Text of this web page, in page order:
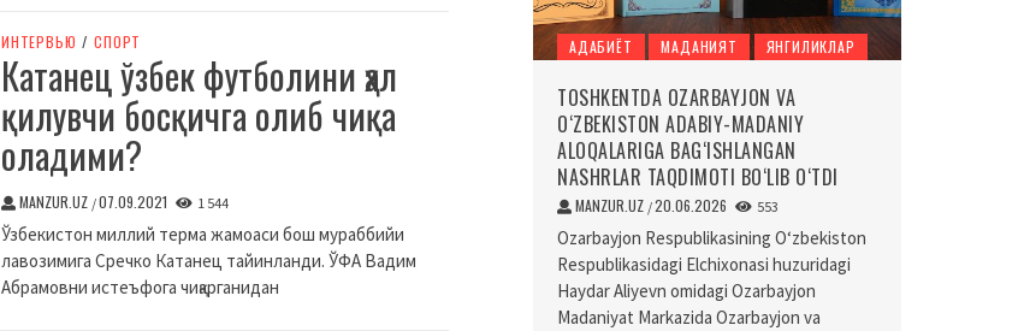
ИНТЕРВЬЮ / СПОРТ
Катанец ўзбек футболини ҳал
қилувчи босқичга олиб чиқа
оладими?
MANZUR.UZ /07.09.2021 1 544
Ўзбекистон миллий терма жамоаси бош мураббийи
лавозимига Сречко Катанец тайинланди. ЎФА Вадим
Абрамовни истеъфога чиқарганидан
АДАБИЁТ МАДАНИЯТ ЯНГИЛИКЛАР
TOSHKENTDA OZARBAYJON VA
O‘ZBEKISTON ADABIY-MADANIY
ALOQALARIGA BAG‘ISHLANGAN
NASHRLAR TAQDIMOTI BO‘LIB O‘TDI
MANZUR.UZ /20.06.2026 553
Ozarbayjon Respublikasining O‘zbekiston
Respublikasidagi Elchixonasi huzuridagi
Haydar Aliyevn omidagi Ozarbayjon
Madaniyat Markazida Ozarbayjon va